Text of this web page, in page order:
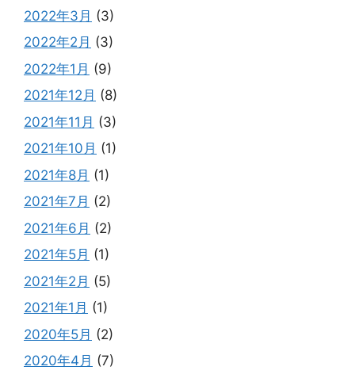
2022年3月 (3)
2022年2月 (3)
2022年1月 (9)
2021年12月 (8)
2021年11月 (3)
2021年10月 (1)
2021年8月 (1)
2021年7月 (2)
2021年6月 (2)
2021年5月 (1)
2021年2月 (5)
2021年1月 (1)
2020年5月 (2)
2020年4月 (7)